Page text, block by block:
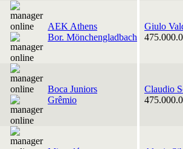
AEK Athens
Bor. Mönchengladbach
Giulo
Boca Juniors
Grêmio
Claudio